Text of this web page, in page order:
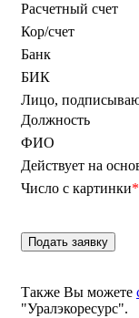
Расчетный счет
Кор/счет
Банк
БИК
Лицо,
Должность
ФИО
Действует на
Число с картинки*
Также Вы можете
"Уралэкоресурс".